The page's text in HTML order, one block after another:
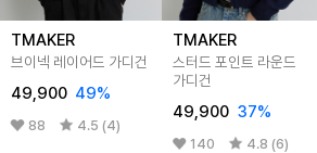
TMAKER
브이넥 레이어드 가디건
49,900 49%
88 4.5 (4)
TMAKER
스터드 포인트 라운드
가디건
49,900 37%
140 4.8 (6)